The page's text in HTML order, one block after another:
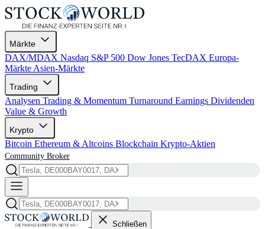
Märkte
DAX/MDAX Nasdaq S&P 500 Dow Jones TecDAX Europa-
Märkte Asien-Märkte
Trading
Analysen Trading & Momentum Turnaround Earnings Dividenden
Value & Growth
Krypto
Bitcoin Ethereum & Altcoins Blockchain Krypto-Aktien
Community Broker
Schließen